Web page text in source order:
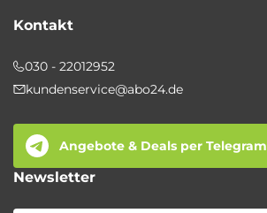
Kontakt
030 - 22012952
kundenservice@abo24.de
Angebote & Deals per Telegram
Newsletter